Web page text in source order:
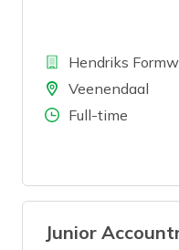
BedrijfHendriks
LocatieVeenendaal
Aantal uren
Full-time
Junior